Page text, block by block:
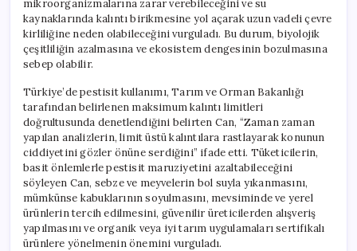
mikroorganizmalarına zarar verebileceğini ve su
kaynaklarında kalıntı birikmesine yol açarak uzun vadeli çevre
kirliliğine neden olabileceğini vurguladı. Bu durum, biyolojik
çeşitliliğin azalmasına ve ekosistem dengesinin bozulmasına
sebep olabilir.
Türkiye’de pestisit kullanımı, Tarım ve Orman Bakanlığı
tarafından belirlenen maksimum kalıntı limitleri
doğrultusunda denetlendiğini belirten Can, “Zaman zaman
yapılan analizlerin, limit üstü kalıntılara rastlayarak konunun
ciddiyetini gözler önüne serdiğini” ifade etti. Tüketicilerin,
basit önlemlerle pestisit maruziyetini azaltabileceğini
söyleyen Can, sebze ve meyvelerin bol suyla yıkanmasını,
mümkünse kabuklarının soyulmasını, mevsiminde ve yerel
ürünlerin tercih edilmesini, güvenilir üreticilerden alışveriş
yapılmasını ve organik veya iyi tarım uygulamaları sertifikalı
ürünlere yönelmenin önemini vurguladı.